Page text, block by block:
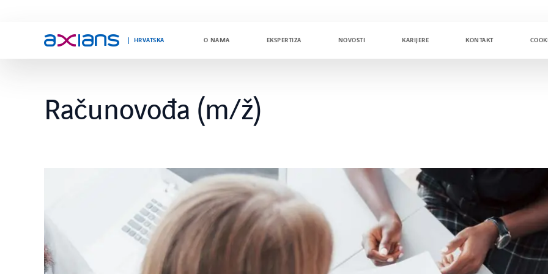
HRVATSKA O NAMA EKSPERTIZA NOVOSTI KARIJERE KONTAKT
Search
keywords
Računovođa (m/ž)